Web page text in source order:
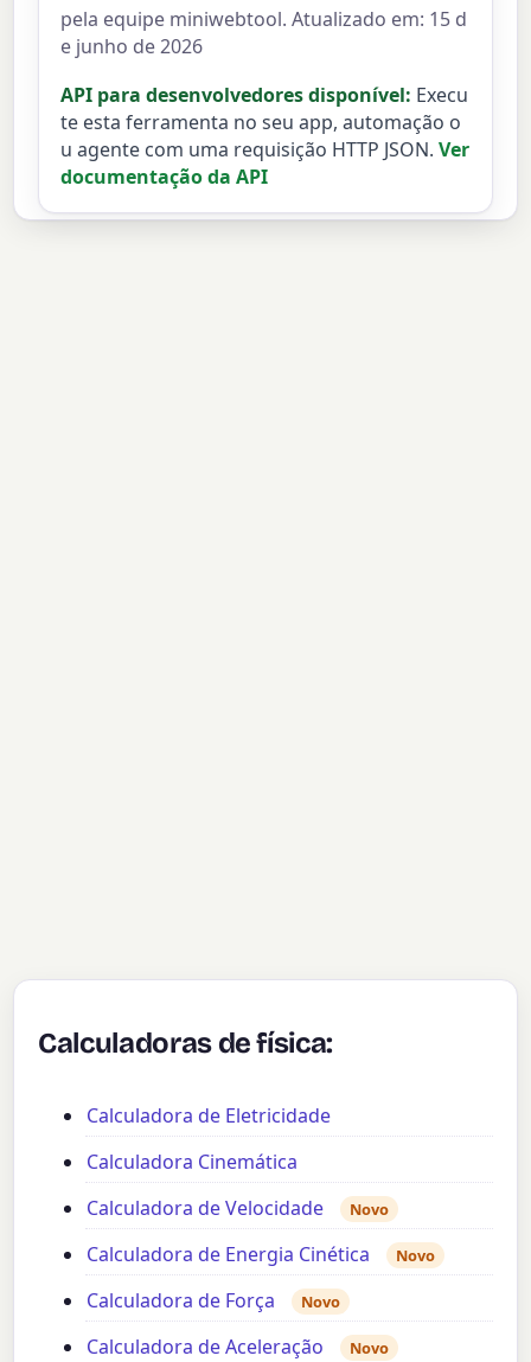
pela equipe miniwebtool. Atualizado em: 15 d
e junho de 2026
API para desenvolvedores disponível: Execu
te esta ferramenta no seu app, automação o
u agente com uma requisição HTTP JSON. Ver
documentação da API
Calculadoras de física:
Calculadora de Eletricidade
Calculadora Cinemática
Calculadora de Velocidade
Novo
Calculadora de Energia Cinética Novo
Calculadora de Força Novo
Calculadora de Aceleração Novo